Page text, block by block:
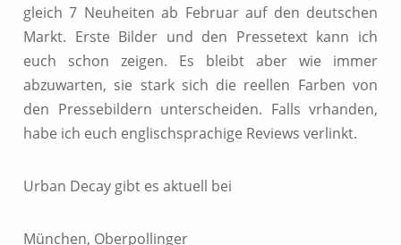
gleich 7 Neuheiten ab Februar auf den deutschen
Markt. Erste Bilder und den Pressetext kann ich
euch schon zeigen. Es bleibt aber wie immer
abzuwarten, sie stark sich die reellen Farben von
den Pressebildern unterscheiden. Falls vrhanden,
habe ich euch englischsprachige Reviews verlinkt.
Urban Decay gibt es aktuell bei
München, Oberpollinger